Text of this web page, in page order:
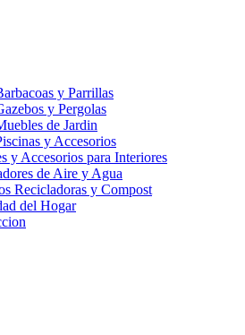
y Parrillas
y Pergolas
de Jardin
y Accesorios
y Accesorios para Interiores
de Aire y Agua
Recicladoras y Compost
del Hogar